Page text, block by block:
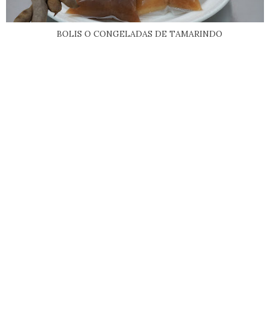
BOLIS O CONGELADAS DE TAMARINDO